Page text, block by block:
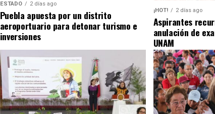
ESTADO 2 días ago
Puebla apuesta por un distrito
aeroportuario para detonar turismo e
inversiones
¡HOT! 2 días ago
Aspirantes
anulación de
UNAM